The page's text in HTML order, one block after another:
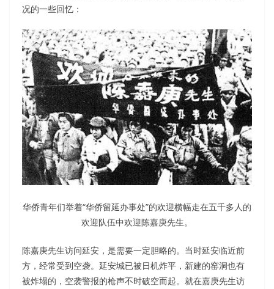
况的一些回忆：
华侨青年们举着“华侨留延办事处”的欢迎横幅走在五千多人的
欢迎队伍中欢迎陈嘉庚先生。
陈嘉庚先生访问延安，是需要一定胆略的。当时延安临近前
方，经常受到空袭。延安城已被日机炸平，新建的窑洞也有
被炸塌的，空袭警报的枪声不时破空而起。就在嘉庚先生访